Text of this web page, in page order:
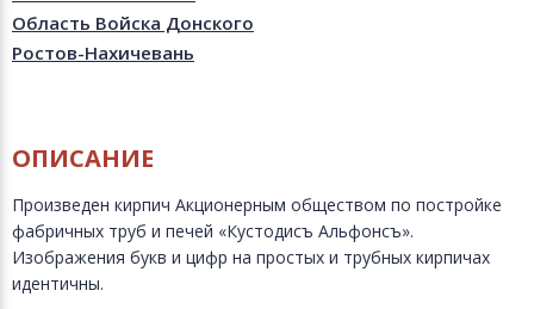
Область Войска Донского
Ростов-Нахичевань
ОПИСАНИЕ
Произведен кирпич Акционерным обществом по постройке
фабричных труб и печей «Кустодисъ Альфонсъ».
Изображения букв и цифр на простых и трубных кирпичах
идентичны.